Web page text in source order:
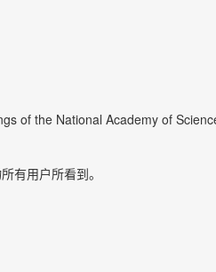
of the National Academy of
有用户所看到。